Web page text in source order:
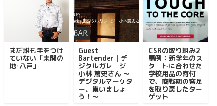
まだ誰も手をつけ
ていない「未開の
地･八戸」
Guest
Bartender｜デ
ジタルガレージ
小林 篤史さん ～
デジタルマーケタ
ー、集いましょ
う！～
CSRの取り組み2
事例：新学年のス
タートに合わせた
学校用品の寄付
で、商戦期の客足
を取り戻したター
ゲット